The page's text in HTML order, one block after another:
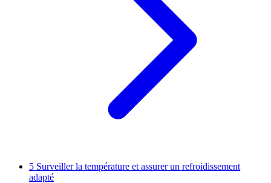
5 Surveiller la température et assurer un refroidissement
adapté